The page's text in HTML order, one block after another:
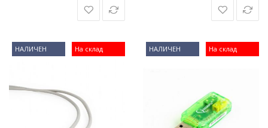
На склад
НАЛИЧЕН На склад
НАЛИЧЕН